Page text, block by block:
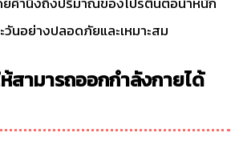
วันอย่างปลอดภัยและเหมาะสม
สามารถออกกำลังกายได้